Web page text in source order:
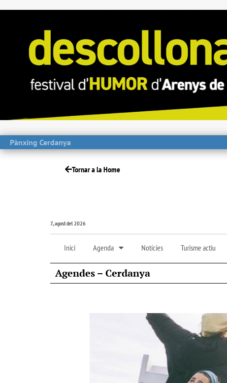
Pànxing Cerdanya
Tornar a la Home
7, agost del 2026
Inici Agenda Notícies Turisme actiu
Agendes – Cerdanya